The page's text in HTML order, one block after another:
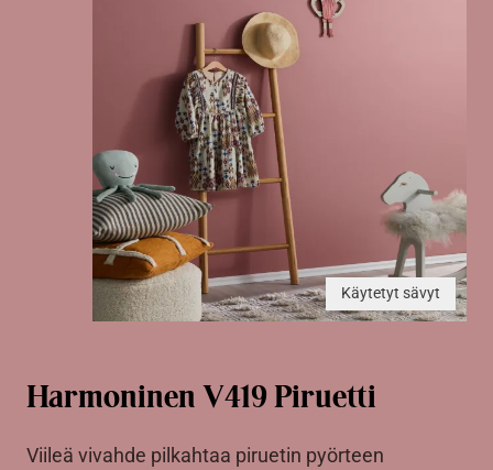
Käytetyt sävyt
Harmoninen V419 Piruetti
Viileä vivahde pilkahtaa piruetin pyörteen